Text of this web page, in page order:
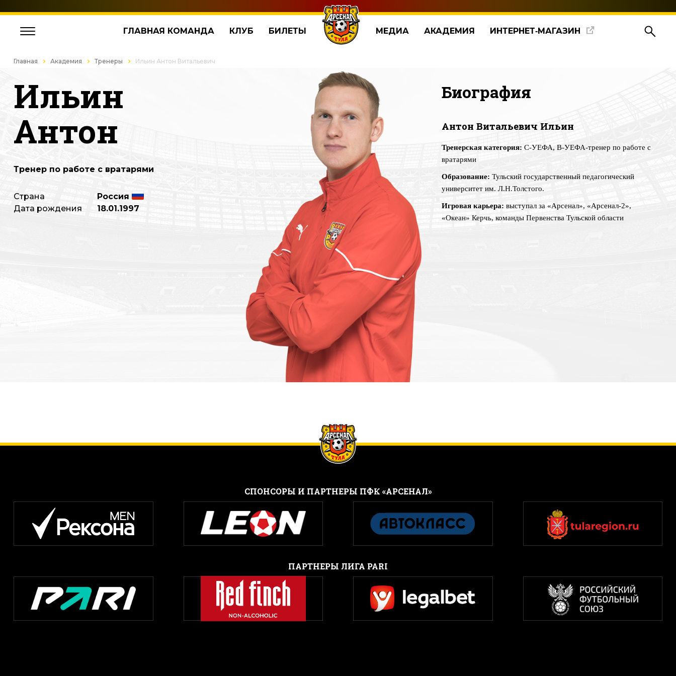
ГЛАВНАЯ КОМАНДА КЛУБ БИЛЕТЫ МЕДИА АКАДЕМИЯ ИНТЕРНЕТ‑МАГАЗИН
Главная Академия Тренеры Ильин Антон Витальевич
Ильин
Антон
Тренер по работе с вратарями
Страна
Дата рождения
Россия
18.01.1997
Биография
Антон Витальевич Ильин
Тренерская категория:С-УЕФА, В-УЕФА-тренер по работе с
вратарями
Образование:Тульский государственный педагогический
университет им. Л.Н.Толстого.
Игровая карьера:выступал за «Арсенал», «Арсенал-2»,
«Океан» Керчь, команды Первенства Тульской области
CПОНСОРЫ И ПАРТНЕРЫ ПФК «АРСЕНАЛ»
ПАРТНЕРЫ ЛИГА PARI